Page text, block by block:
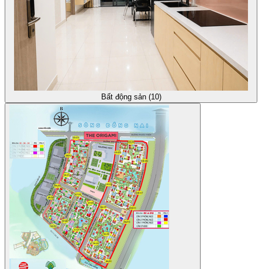
Bất động sản (10)